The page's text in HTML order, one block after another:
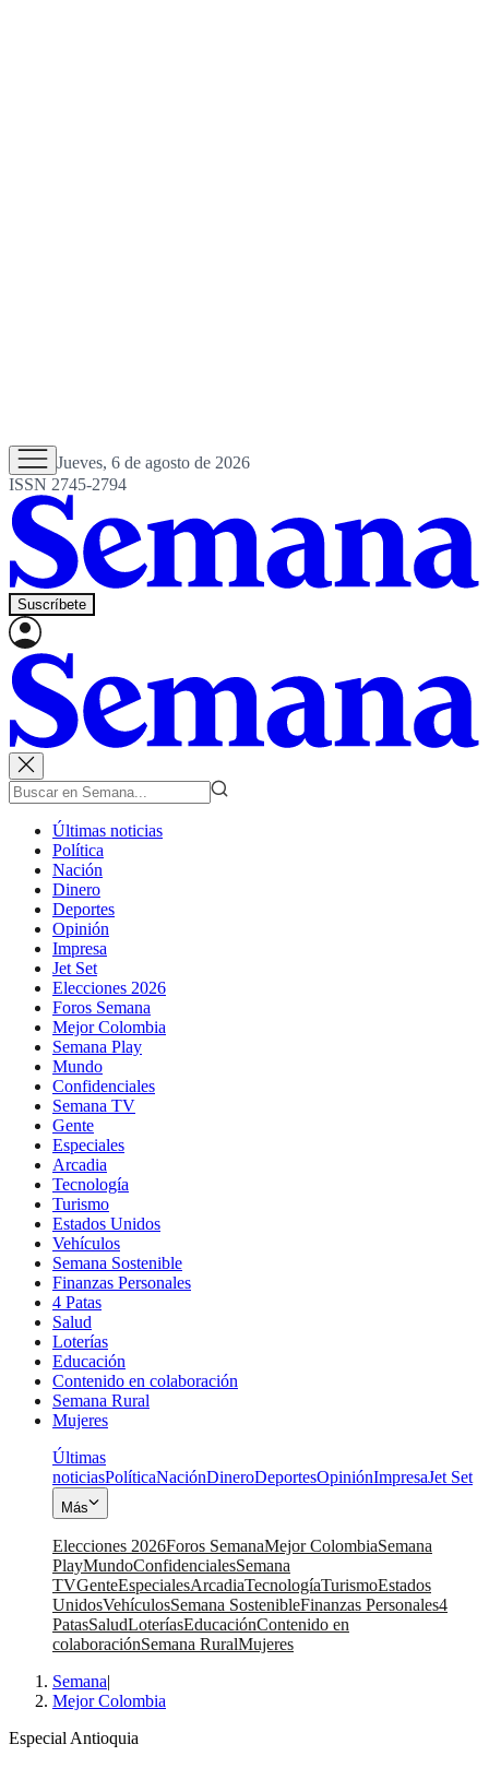
Jueves, 6 de agosto de 2026
ISSN 2745-2794
Suscríbete
Últimas noticias
Política
Nación
Dinero
Deportes
Opinión
Impresa
Jet Set
Elecciones 2026
Foros Semana
Mejor Colombia
Semana Play
Mundo
Confidenciales
Semana TV
Gente
Especiales
Arcadia
Tecnología
Turismo
Estados Unidos
Vehículos
Semana Sostenible
Finanzas Personales
4 Patas
Salud
Loterías
Educación
Contenido en colaboración
Semana Rural
Mujeres
Últimas
noticiasPolíticaNaciónDineroDeportesOpiniónImpresaJet Set
Más
Elecciones 2026Foros SemanaMejor ColombiaSemana
PlayMundoConfidencialesSemana
TVGenteEspecialesArcadiaTecnologíaTurismoEstados
UnidosVehículosSemana SostenibleFinanzas Personales4
PatasSaludLoteríasEducaciónContenido en
colaboraciónSemana RuralMujeres
Semana|
Mejor Colombia
Especial Antioquia